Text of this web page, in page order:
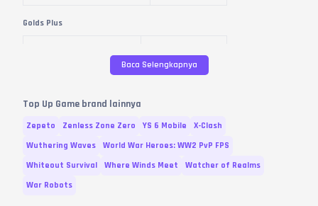
Golds Plus
Rp.7.800
300 + 20 Golds Rp.40.300
500 + 40 Golds Rp.67.100
1.000 + 100 Golds Rp.134.300
2.000 + 260 Golds
Baca Selengkapnya
Top Up Game brand lainnya
Zepeto Zenless Zone Zero YS 6 Mobile
X-Clash
Wuthering Waves
World War Heroes: WW2 PvP FPS
Whiteout Survival
Where Winds Meet
Watcher of Realms
War Robots